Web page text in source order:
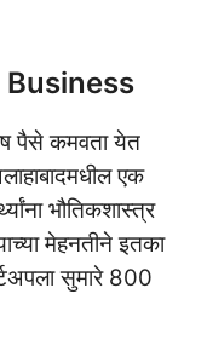
Business
पैसे कमवता येत
एक
भौतिकशास्त्र
मेहनतीने इतका
सुमारे 800